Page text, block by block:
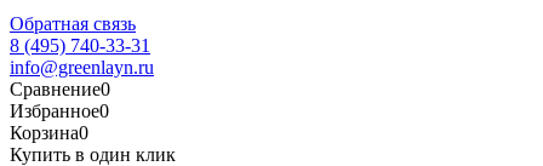
Обратная связь
8 (495) 740-33-31
info@greenlayn.ru
Сравнение0
Избранное0
Корзина0
Купить в один клик